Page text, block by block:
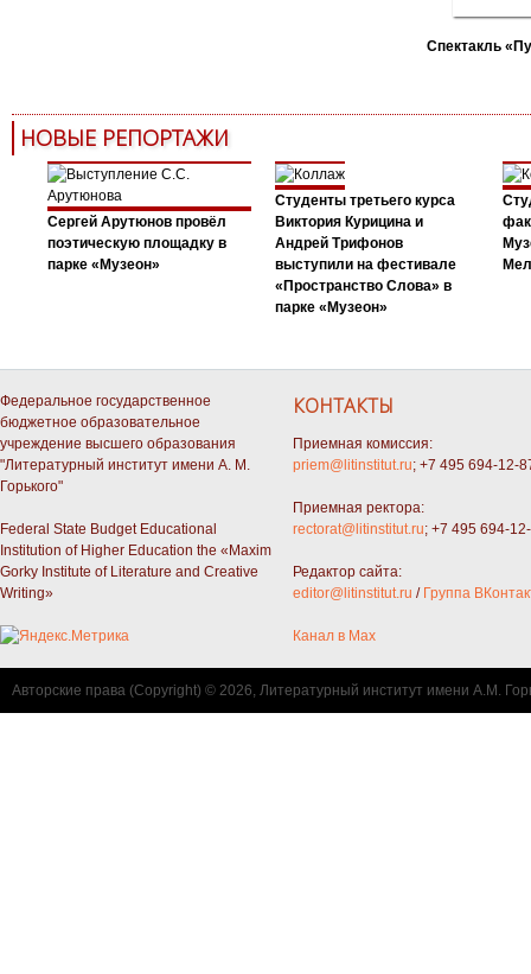
Спектакль
НОВЫЕ РЕПОРТАЖИ
Сергей Арутюнов провёл
поэтическую площадку в
парке «Музеон»
Студенты третьего курса
Виктория Курицина и
Андрей Трифонов
выступили на фестивале
«Пространство Слова» в
парке «Музеон»
Федеральное государственное
бюджетное образовательное
учреждение высшего образования
"Литературный институт имени А. М.
Горького"
Federal State Budget Educational
Institution of Higher Education the «Maxim
Gorky Institute of Literature and Creative
Writing»
КОНТАКТЫ
Приемная комиссия:
priem@litinstitut.ru; +7 495 694-12-
Приемная ректора:
rectorat@litinstitut.ru; +7 495 694-
Редактор сайта:
editor@litinstitut.ru / Группа
Канал в Max
Авторские права (Copyright) © 2026, Литературный институт имени А.М.